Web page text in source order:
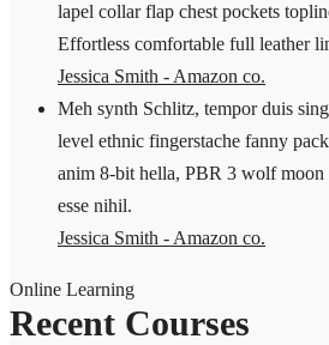
lapel collar flap chest pockets
Effortless comfortable full leather
Jessica Smith - Amazon co.
Meh synth Schlitz, tempor duis
level ethnic fingerstache fanny
anim 8-bit hella, PBR 3 wolf moon
esse nihil.
Jessica Smith - Amazon co.
Online Learning
Recent Courses